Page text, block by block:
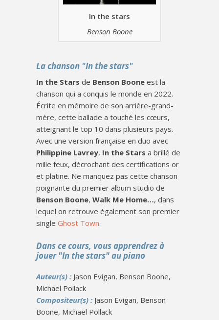
In the stars
Benson Boone
La chanson "In the stars"
In the Stars de Benson Boone est la
chanson qui a conquis le monde en 2022.
Écrite en mémoire de son arrière-grand-
mère, cette ballade a touché les cœurs,
atteignant le top 10 dans plusieurs pays.
Avec une version française en duo avec
Philippine Lavrey, In the Stars a brillé de
mille feux, décrochant des certifications or
et platine. Ne manquez pas cette chanson
poignante du premier album studio de
Benson Boone, Walk Me Home…, dans
lequel on retrouve également son premier
single Ghost Town.
Dans ce cours, vous apprendrez à
jouer "In the stars" au piano
Auteur(s) : Jason Evigan, Benson Boone,
Michael Pollack
Compositeur(s) : Jason Evigan, Benson
Boone, Michael Pollack